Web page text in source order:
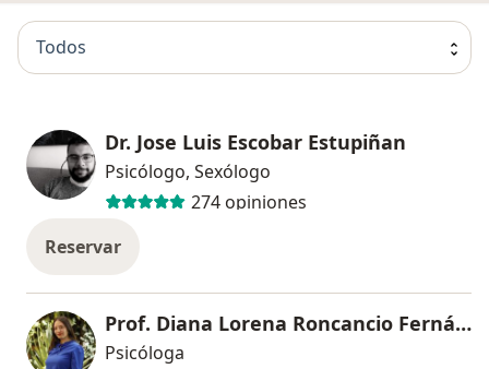
Todos
Dr. Jose Luis Escobar Estupiñan
Psicólogo, Sexólogo
274 opiniones
Reservar
Prof. Diana Lorena Roncancio Fernández
Psicóloga